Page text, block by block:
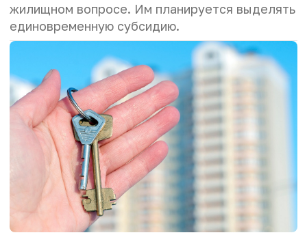
жилищном вопросе. Им планируется выделять
единовременную субсидию.